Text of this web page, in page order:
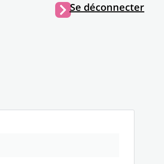
Se déconnecter